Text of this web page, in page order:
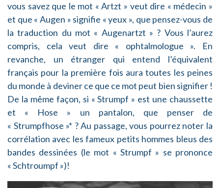
vous savez que le mot « Artzt » veut dire « médecin »
et que « Augen » signifie « yeux », que pensez-vous de
la traduction du mot « Augenartzt » ? Vous l’aurez
compris, cela veut dire « ophtalmologue ». En
revanche, un étranger qui entend l’équivalent
français pour la première fois aura toutes les peines
du monde à deviner ce que ce mot peut bien signifier !
De la même façon, si « Strumpf » est une chaussette
et « Hose » un pantalon, que penser de
« Strumpfhose »* ? Au passage, vous pourrez noter la
corrélation avec les fameux petits hommes bleus des
bandes dessinées (le mot « Strumpf » se prononce
« Schtroumpf »)!